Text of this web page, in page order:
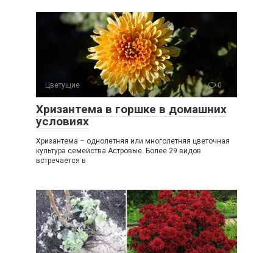
Цветущие 0
Хризантема в горшке в домашних
условиях
Хризантема – однолетняя или многолетняя цветочная
культура семейства Астровые. Более 29 видов
встречается в